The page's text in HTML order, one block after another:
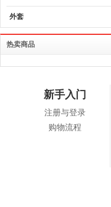
外套
热卖商品
新手入门
注册与登录
购物流程